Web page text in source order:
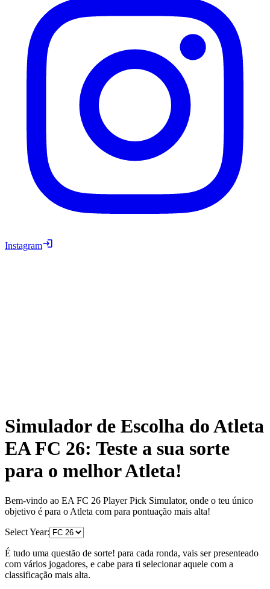
Instagram
Simulador de Escolha do Atleta
EA FC 26: Teste a sua sorte
para o melhor Atleta!
Bem-vindo ao EA FC 26 Player Pick Simulator, onde o teu único
objetivo é para o Atleta com para pontuação mais alta!
Select Year:
É tudo uma questão de sorte! para cada ronda, vais ser presenteado
com vários jogadores, e cabe para ti selecionar aquele com a
classificação mais alta.